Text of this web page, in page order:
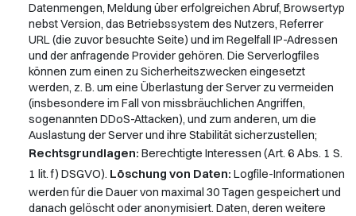
Datenmengen, Meldung über erfolgreichen Abruf, Browsertyp
nebst Version, das Betriebssystem des Nutzers, Referrer
URL (die zuvor besuchte Seite) und im Regelfall IP-Adressen
und der anfragende Provider gehören. Die Serverlogfiles
können zum einen zu Sicherheitszwecken eingesetzt
werden, z. B. um eine Überlastung der Server zu vermeiden
(insbesondere im Fall von missbräuchlichen Angriffen,
sogenannten DDoS-Attacken), und zum anderen, um die
Auslastung der Server und ihre Stabilität sicherzustellen;
Rechtsgrundlagen: Berechtigte Interessen (Art. 6 Abs. 1 S.
1 lit. f) DSGVO). Löschung von Daten: Logfile-Informationen
werden für die Dauer von maximal 30 Tagen gespeichert und
danach gelöscht oder anonymisiert. Daten, deren weitere